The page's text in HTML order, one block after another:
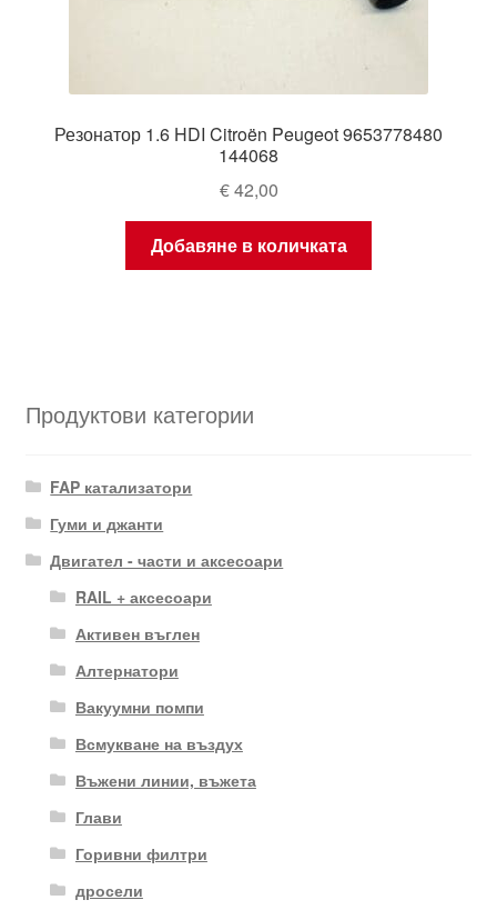
Резонатор 1.6 HDI Citroën Peugeot 9653778480
144068
€42,00
Добавяне в количката
Продуктови категории
FAP катализатори
Гуми и джанти
Двигател - части и аксесоари
RAIL + аксесоари
Активен въглен
Алтернатори
Вакуумни помпи
Всмукване на въздух
Въжени линии, въжета
Глави
Горивни филтри
дросели